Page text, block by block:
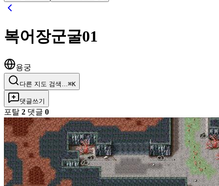
복어장군굴01
용궁
다른 지도 검색… ⌘K
댓글쓰기
포탈 2 댓글 0